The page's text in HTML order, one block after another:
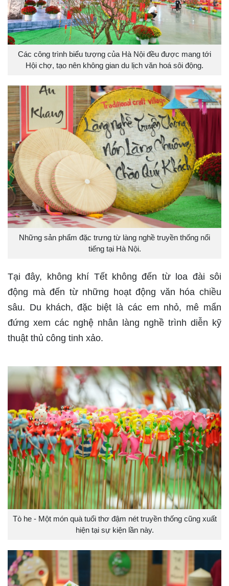
Các công trình biểu tượng của Hà Nội đều được mang tới
Hội chợ, tạo nên không gian du lịch văn hoá sôi động.
Những sản phẩm đặc trưng từ làng nghề truyền thống nổi
tiếng tại Hà Nội.
Tại đây, không khí Tết không đến từ loa đài sôi
động mà đến từ những hoạt động văn hóa chiều
sâu. Du khách, đặc biệt là các em nhỏ, mê mẩn
đứng xem các nghệ nhân làng nghề trình diễn kỹ
thuật thủ công tinh xảo.
Tò he - Một món quà tuổi thơ đậm nét truyền thống cũng xuất
hiện tại sự kiện lần này.